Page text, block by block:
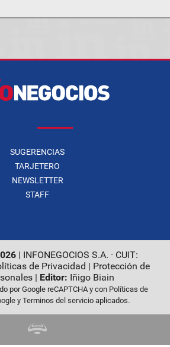
SUGERENCIAS
TARJETERO
NEWSLETTER
STAFF
| INFONEGOCIOS S.A. · CUIT:
de Privacidad | Protección de
| Editor: Iñigo Biain
por Google reCAPTCHA y con Políticas de
y Terminos del servicioaplicados.